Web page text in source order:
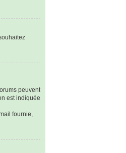
peuvent
est indiquée
fournie,